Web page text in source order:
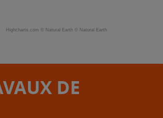
Highcharts.com © Natural Earth © Natural Earth
DE